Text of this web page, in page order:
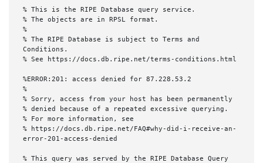
% This is the RIPE Database query service.
% The objects are in RPSL format.
%
% The RIPE Database is subject to Terms and
Conditions.
% See https://docs.db.ripe.net/terms-conditions.html
%ERROR:201: access denied for 87.228.53.2
%
% Sorry, access from your host has been permanently
% denied because of a repeated excessive querying.
% For more information, see
% https://docs.db.ripe.net/FAQ#why-did-i-receive-an-
error-201-access-denied
% This query was served by the RIPE Database Query